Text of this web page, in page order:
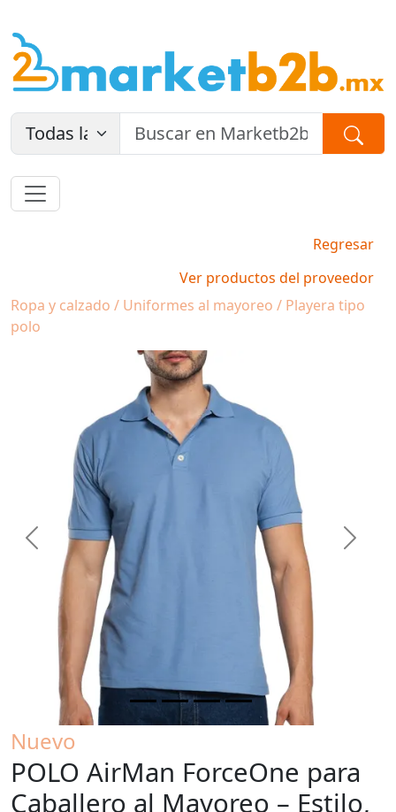
Regresar
Ver productos del proveedor
Ropa y calzado / Uniformes al mayoreo / Playera tipo
polo
Previous Next
Nuevo
POLO AirMan ForceOne para
Caballero al Mayoreo – Estilo,